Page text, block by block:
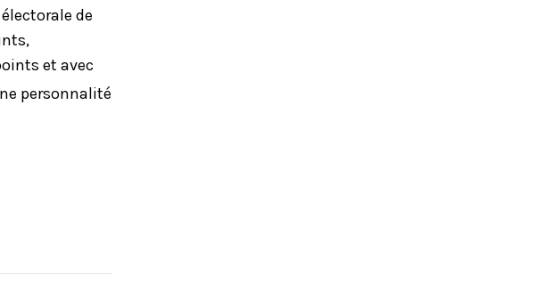
de
et avec
personnalité